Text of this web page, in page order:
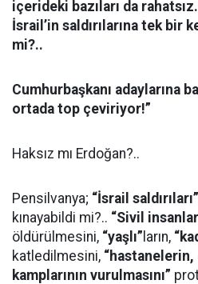
içerideki bazıları da
İsrail’in saldırılarına tek bir
mi?..
Cumhurbaşkanı adaylarına
ortada top çeviriyor!”
Haksız mı Erdoğan?..
Pensilvanya; “İsrail saldırıları”
kınayabildi mi?.. “Sivil
öldürülmesini, “yaşlı” ların,
katledilmesini, “hastanelerin,
kamplarının vurulmasını”